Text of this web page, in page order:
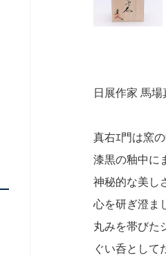
日展作家 馬
真右ｴ門は窯
漆黒の釉中に
神秘的な美し
心を研ぎ澄ま
丸みを帯びた
ぐい呑として